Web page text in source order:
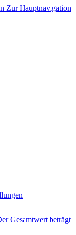
Zur Hauptnavigation
Gesamtwert beträgt